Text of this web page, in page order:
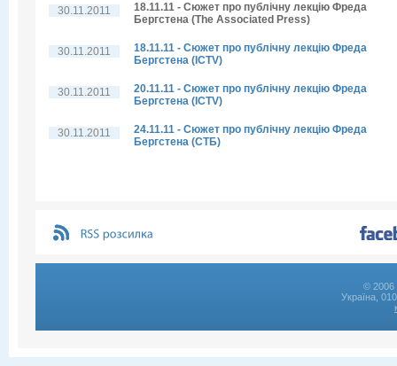
30.11.2011
18.11.11 - Сюжет про публічну лекцію Фреда
Бергстена (The Associated Press)
30.11.2011
18.11.11 - Сюжет про публічну лекцію Фреда
Бергстена (ICTV)
30.11.2011
20.11.11 - Сюжет про публічну лекцію Фреда
Бергстена (ICTV)
30.11.2011
24.11.11 - Сюжет про публічну лекцію Фреда
Бергстена (СТБ)
© 2006
Україна,